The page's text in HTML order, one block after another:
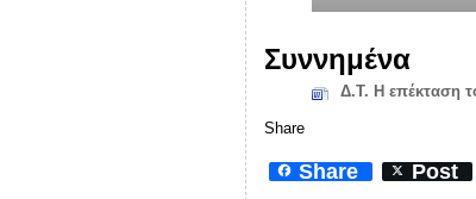
Συννημένα
Δ.Τ. Η επέκταση
Share
Share Post